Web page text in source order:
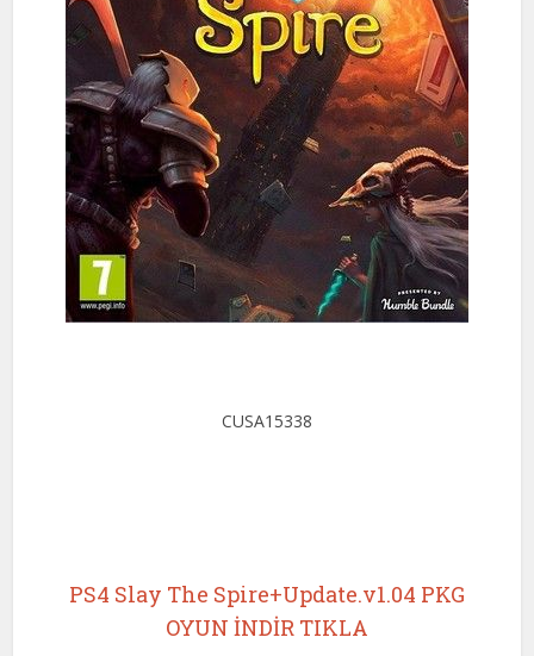
CUSA15338
PS4 Slay The Spire+Update.v1.04 PKG
OYUN İNDİR TIKLA